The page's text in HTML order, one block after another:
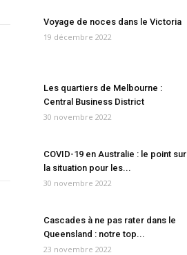
Voyage de noces dans le Victoria
19 décembre 2022
Les quartiers de Melbourne :
Central Business District
30 novembre 2022
COVID-19 en Australie : le point sur
la situation pour les...
30 novembre 2022
Cascades à ne pas rater dans le
Queensland : notre top...
23 novembre 2022